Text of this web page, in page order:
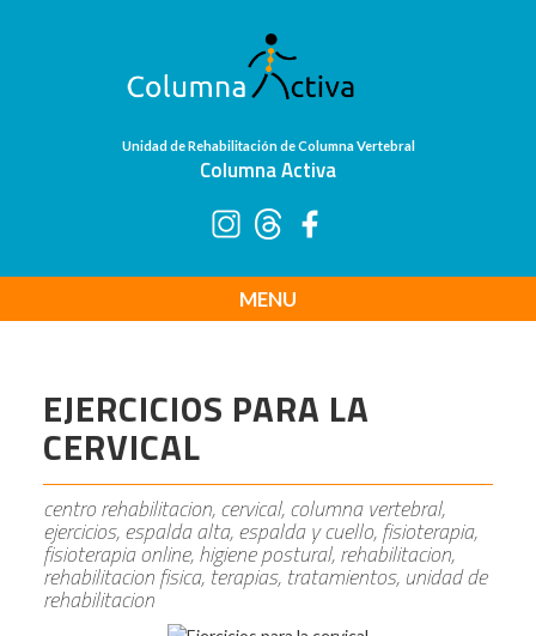
Unidad de Rehabilitación de Columna Vertebral
Columna Activa
MENU
EJERCICIOS PARA LA
CERVICAL
centro rehabilitacion, cervical, columna vertebral,
ejercicios, espalda alta, espalda y cuello, fisioterapia,
fisioterapia online, higiene postural, rehabilitacion,
rehabilitacion fisica, terapias, tratamientos, unidad de
rehabilitacion